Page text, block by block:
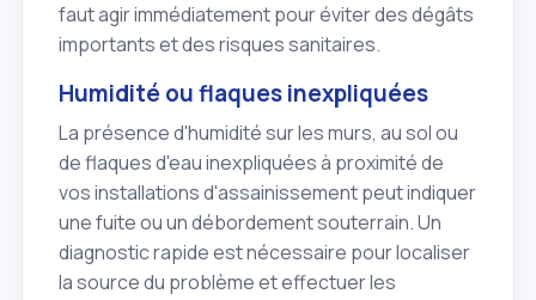
faut agir immédiatement pour éviter des dégâts
importants et des risques sanitaires.
Humidité ou flaques inexpliquées
La présence d'humidité sur les murs, au sol ou
de flaques d'eau inexpliquées à proximité de
vos installations d'assainissement peut indiquer
une fuite ou un débordement souterrain. Un
diagnostic rapide est nécessaire pour localiser
la source du problème et effectuer les